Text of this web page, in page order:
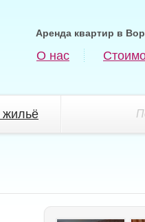
Аренда квартир в
О нас
жильё